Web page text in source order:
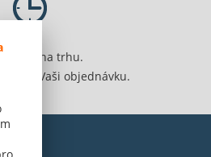
20 let na trhu.
Vaši objednávku.